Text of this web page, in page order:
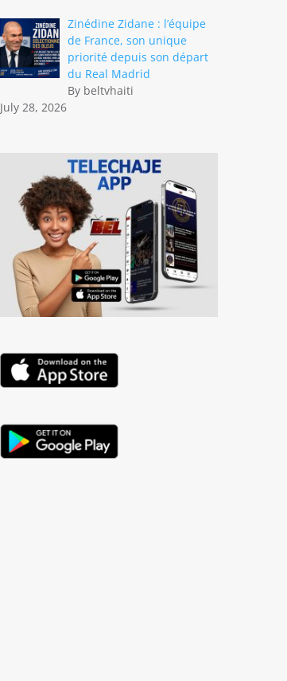
Zinédine Zidane : l’équipe
de France, son unique
priorité depuis son départ
du Real Madrid
By beltvhaiti
July 28, 2026